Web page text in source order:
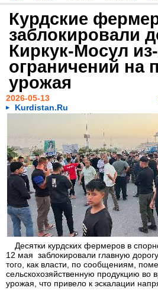
Курдские
заблокировали
Киркук-Мосул
ограничений на
урожая
2026-05-13
Kurdistan.Ru
Десятки курдских фермеров в
12 мая заблокировали главную
того, как власти, по сообщениям,
сельскохозяйственную продукцию во
урожая, что привело к эскалации